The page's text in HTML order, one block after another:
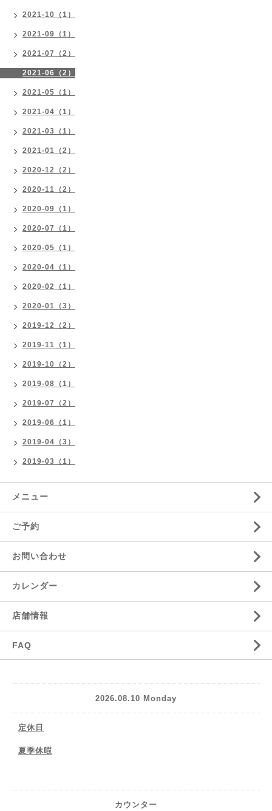
2021-10（1）
2021-09（1）
2021-07（2）
2021-06（2）
2021-05（1）
2021-04（1）
2021-03（1）
2021-01（2）
2020-12（2）
2020-11（2）
2020-09（1）
2020-07（1）
2020-05（1）
2020-04（1）
2020-02（1）
2020-01（3）
2019-12（2）
2019-11（1）
2019-10（2）
2019-08（1）
2019-07（2）
2019-06（1）
2019-04（3）
2019-03（1）
メニュー
ご予約
お問い合わせ
カレンダー
店舗情報
FAQ
2026.08.10 Monday
定休日
夏季休暇
カウンター